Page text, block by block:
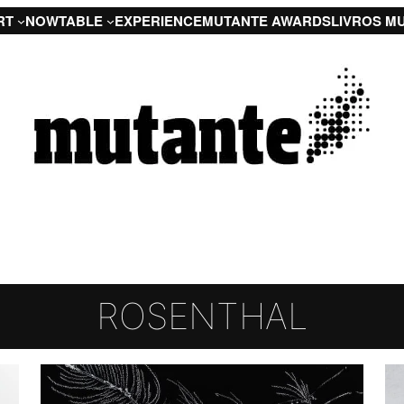
NOWTABLE EXPERIENCEMUTANTE AWARDSLIVROS
ROSENTHAL